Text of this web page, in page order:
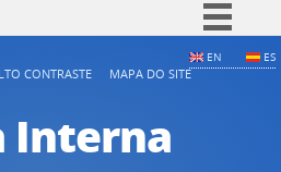
Acesso à informação
EN ES
CONTRASTE MAPA DO SITE
Interna